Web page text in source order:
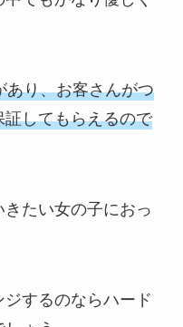
あり、お客さんがつ
してもらえるので
たい女の子におっ
するのならハード